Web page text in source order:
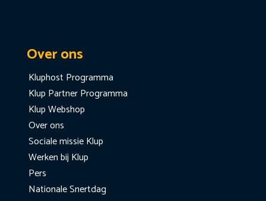
Over ons
Kluphost Programma
Klup Partner Programma
Klup Webshop
Over ons
Sociale missie Klup
Werken bij Klup
Pers
Nationale Snertdag